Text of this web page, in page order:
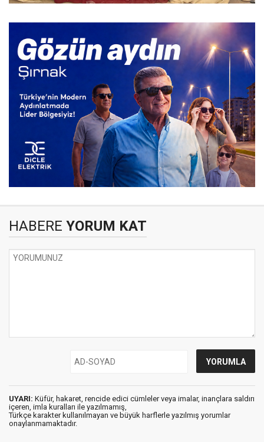
HABERE YORUM KAT
UYARI: Küfür, hakaret, rencide edici cümleler veya imalar, inançlara saldırı
içeren, imla kuralları ile yazılmamış,
Türkçe karakter kullanılmayan ve büyük harflerle yazılmış yorumlar
onaylanmamaktadır.